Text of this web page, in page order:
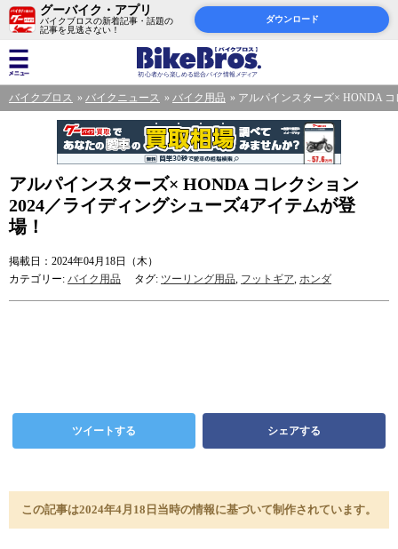
グーバイク・アプリ
バイクブロスの新着記事・話題の
記事を見逃さない！
ダウンロード
バイクブロス バイクニュース バイク用品 アルパインスターズ× HONDA
アルパインスターズ× HONDA コレクション
2024／ライディングシューズ4アイテムが登
場！
掲載日：2024年04月18日（木）
カテゴリー: バイク用品 タグ: ツーリング用品, フットギア, ホンダ
ツイートする シェアする
この記事は2024年4月18日当時の情報に基づいて制作されています。